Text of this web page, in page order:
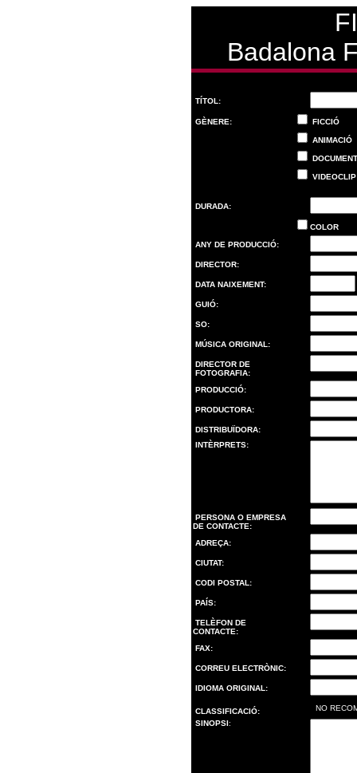
Badalona
TÍTOL:
GÈNERE: FICCIÓ
ANIMACIÓ
VIDEOCLIP
DURADA:
COLOR
ANY DE PRODUCCIÓ:
DIRECTOR:
DATA NAIXEMENT:
GUIÓ:
SO:
MÚSICA ORIGINAL:
DIRECTOR DE
FOTOGRAFIA:
PRODUCCIÓ:
PRODUCTORA:
DISTRIBUÏDORA:
INTÈRPRETS:
PERSONA O EMPRESA
DE CONTACTE:
ADREÇA:
CIUTAT:
CODI POSTAL:
PAÍS:
TELÈFON DE
CONTACTE:
FAX:
CORREU ELECTRÒNIC:
IDIOMA ORIGINAL:
CLASSIFICACIÓ:
NO
SINOPSI: